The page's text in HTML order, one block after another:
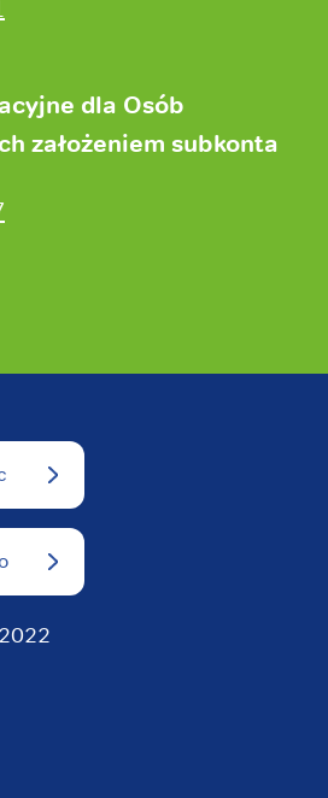
dla Osób
założeniem subkonta